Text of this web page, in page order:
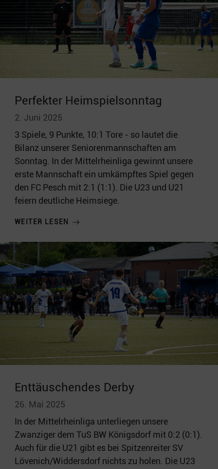
Perfekter Heimspielsonntag
2. Juni 2025
3 Spiele, 9 Punkte, 10:1 Tore - so lautet die
Bilanz unserer Seniorenmannschaften am
Sonntag. In der Mittelrheinliga gewinnt unsere
erste Mannschaft ein umkämpftes Spiel gegen
den FC Pesch mit 2:1 (1:1). Die U23 und U21
feiern deutliche Heimsiege.
WEITER LESEN
Enttäuschendes Derby
26. Mai 2025
In der Mittelrheinliga unterliegen unsere
Zwanziger dem TuS BW Königsdorf mit 0:2 (0:1).
Auch für die U21 gibt es bei Spitzenreiter SV
Lövenich/Widdersdorf nichts zu holen. Die U23